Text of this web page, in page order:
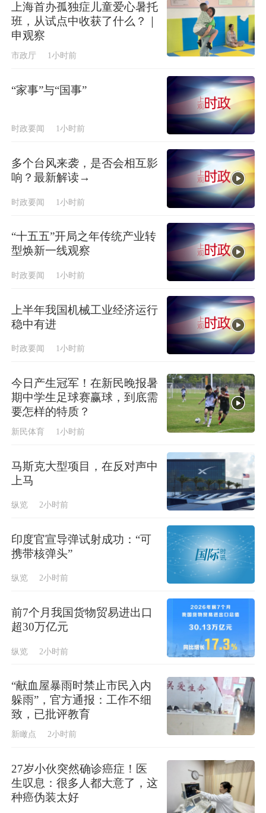
上海首办孤独症儿童爱心暑托
班，从试点中收获了什么？｜
申观察
市政厅 1小时前
“家事”与“国事”
时政要闻 1小时前
多个台风来袭，是否会相互影
响？最新解读→
时政要闻 1小时前
“十五五”开局之年传统产业转
型焕新一线观察
时政要闻 1小时前
上半年我国机械工业经济运行
稳中有进
时政要闻 1小时前
今日产生冠军！在新民晚报暑
期中学生足球赛赢球，到底需
要怎样的特质？
新民体育 1小时前
马斯克大型项目，在反对声中
上马
纵览 2小时前
印度官宣导弹试射成功：“可
携带核弹头”
纵览 2小时前
前7个月我国货物贸易进出口
超30万亿元
纵览 2小时前
“献血屋暴雨时禁止市民入内
躲雨”，官方通报：工作不细
致，已批评教育
新瞰点 2小时前
27岁小伙突然确诊癌症！医
生叹息：很多人都大意了，这
种癌伪装太好